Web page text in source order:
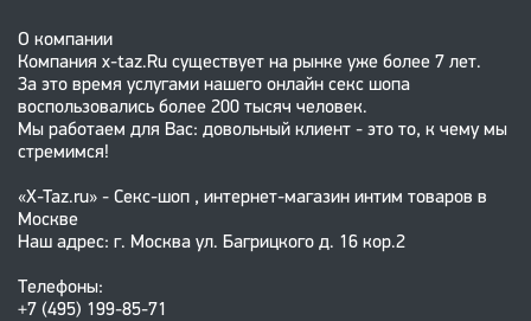
О компании
Компания x-taz.Ru существует на рынке уже более 7 лет.
За это время услугами нашего онлайн секс шопа
воспользовались более 200 тысяч человек.
Мы работаем для Вас: довольный клиент - это то, к чему мы
стремимся!
«X-Taz.ru» - Секс-шоп , интернет-магазин интим товаров в
Москве
Наш адрес: г. Москва ул. Багрицкого д. 16 кор.2
Телефоны:
+7 (495) 199-85-71